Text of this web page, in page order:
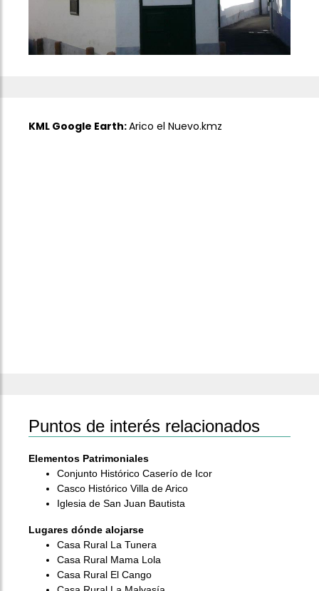
KML Google Earth:Arico el Nuevo.kmz
Puntos de interés relacionados
Elementos Patrimoniales
Conjunto Histórico Caserío de Icor
Casco Histórico Villa de Arico
Iglesia de San Juan Bautista
Lugares dónde alojarse
Casa Rural La Tunera
Casa Rural Mama Lola
Casa Rural El Cango